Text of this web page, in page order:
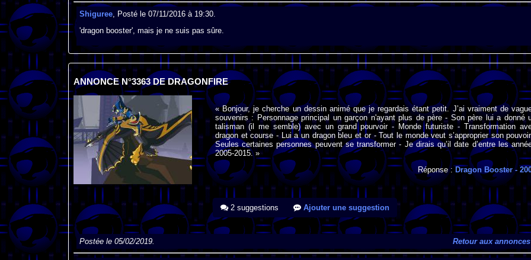
Shiguree, Posté le 07/11/2016 à 19:30.
'dragon booster', mais je ne suis pas sûre.
ANNONCE N°3363 DE DRAGONFIRE
« Bonjour, je cherche un dessin animé que je regardais étant petit. J’ai vraiment de
souvenirs : Personnage principal un garçon n'ayant plus de père - Son père lui a donné
talisman (il me semble) avec un grand pourvoir - Monde futuriste - Transformation
dragon et course - Lui a un dragon bleu et or - Tout le monde veut s’approprier son
Seules certaines personnes peuvent se transformer - Je dirais qu’il date d’entre les
2005-2015. »
Réponse : Dragon Booster-
2 suggestions Ajouter une suggestion
Postée le 05/02/2019. Retour aux annonces